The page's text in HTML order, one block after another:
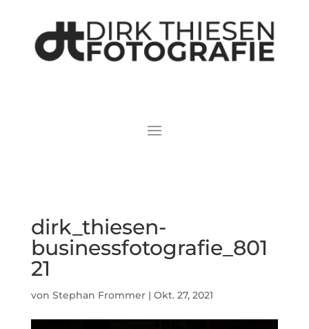
dirk_thiesen-
businessfotografie_801
21
von Stephan Frommer| Okt. 27, 2021